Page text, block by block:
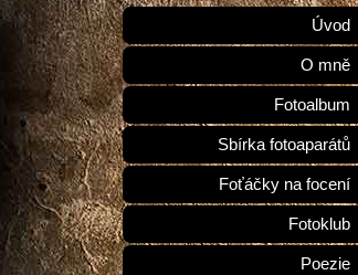
Úvod
O mně
Fotoalbum
Sbírka fotoaparátů
Foťáčky na focení
Fotoklub
Poezie